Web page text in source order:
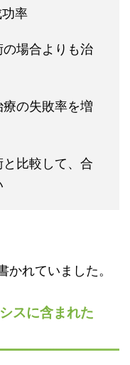
率
の場合よりも治
療の失敗率を増
と比較して、合
れていました。
スに含まれた